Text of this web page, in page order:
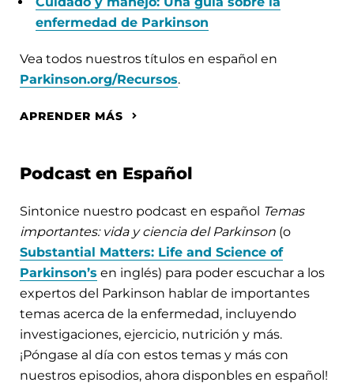
enfermedad de Parkinson
Vea todos nuestros títulos en español en
Parkinson.org/Recursos.
APRENDER MÁS
Podcast en Español
Sintonice nuestro podcast en español Temas
importantes: vida y ciencia del Parkinson (o
Substantial Matters: Life and Science of
Parkinson’s en inglés) para poder escuchar a los
expertos del Parkinson hablar de importantes
temas acerca de la enfermedad, incluyendo
investigaciones, ejercicio, nutrición y más.
¡Póngase al día con estos temas y más con
nuestros episodios, ahora disponbles en español!